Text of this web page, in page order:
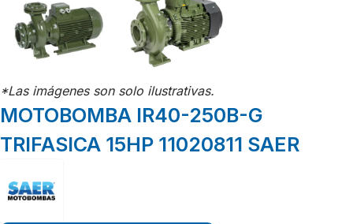
*Las imágenes son solo ilustrativas.
MOTOBOMBA IR40-250B-G
TRIFASICA 15HP 11020811 SAER